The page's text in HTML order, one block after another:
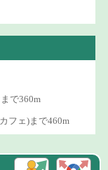
まで360m
フェ)まで460m